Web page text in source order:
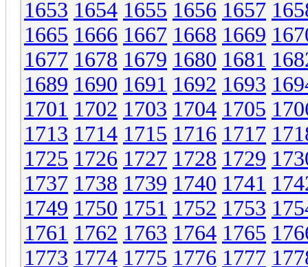
1653 1654 1655 1656 1657
1665 1666 1667 1668 1669
1677 1678 1679 1680 1681
1689 1690 1691 1692 1693
1701 1702 1703 1704 1705
1713 1714 1715 1716 1717
1725 1726 1727 1728 1729
1737 1738 1739 1740 1741
1749 1750 1751 1752 1753
1761 1762 1763 1764 1765
1773 1774 1775 1776 1777